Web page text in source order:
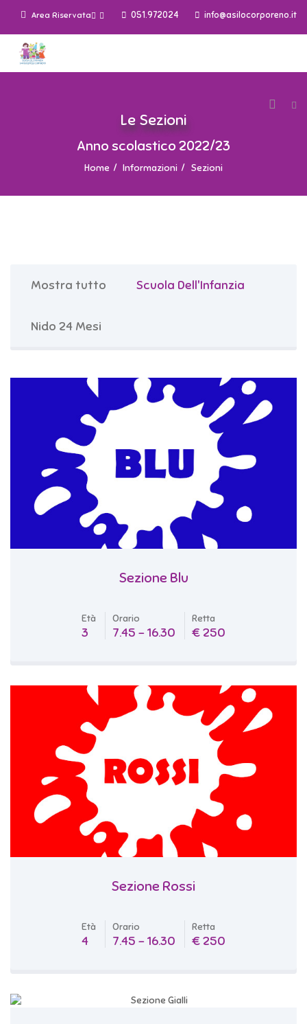
Area Riservata 051.972024 info@asilocorporeno.it
Le Sezioni
Anno scolastico 2022/23
Home Informazioni Sezioni
Mostra tutto Scuola Dell'Infanzia
Nido 24 Mesi
Sezione Blu
Età
3
Orario
7.45 - 16.30
Retta
€ 250
Sezione Rossi
Età
4
Orario
7.45 - 16.30
Retta
€ 250